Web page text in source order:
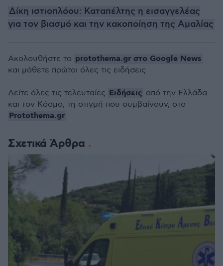
Δίκη ιστιοπλόου: Καταπέλτης η εισαγγελέας
για τον βιασμό και την κακοποίηση της Αμαλίας
Σχετικά Άρθρα
Ακολουθήστε το protothema.gr στο Google News
και μάθετε πρώτοι όλες τις ειδήσεις
Δείτε όλες τις τελευταίες Ειδήσεις από την Ελλάδα
και τον Κόσμο, τη στιγμή που συμβαίνουν, στο
Protothema.gr